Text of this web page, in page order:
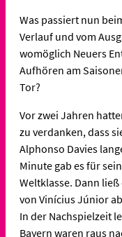
Was passiert nun
Verlauf und vom
womöglich Neuers
Aufhören am
Tor?
Vor zwei Jahren
zu verdanken, dass
Alphonso Davies
Minute gab es für
Weltklasse. Dann
von Vinícius Júnior
In der Nachspielzeit
Bayern waren raus